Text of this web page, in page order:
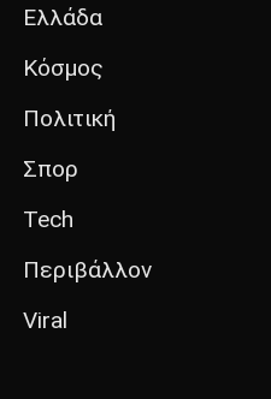
Ελλάδα
Κόσμος
Πολιτική
Σπορ
Tech
Περιβάλλον
Viral